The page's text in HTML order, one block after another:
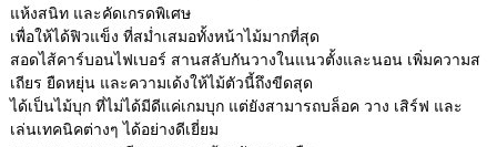
แห้งสนิท และคัดเกรดพิเศษ
เพื่อให้ได้ฟิวแข็ง ที่สม่ำเสมอทั้งหน้าไม้มากที่สุด
สอดไส้คาร์บอนไฟเบอร์ สานสลับกันวางในแนวตั้งและนอน เพิ่มความส
เถียร ยืดหยุ่น และความเด้งให้ไม้ตัวนี้ถึงขีดสุด
ได้เป็นไม้บุก ที่ไม่ได้มีดีแค่เกมบุก แต่ยังสามารถบล็อค วาง เสิร์ฟ และ
เล่นเทคนิคต่างๆ ได้อย่างดีเยี่ยม